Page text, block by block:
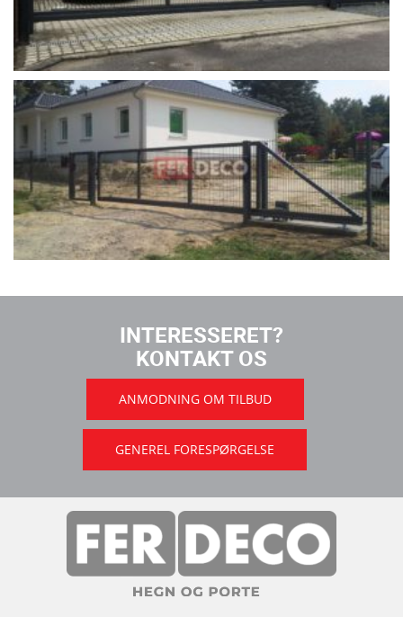
INTERESSERET?
KONTAKT OS
ANMODNING OM TILBUD
GENEREL FORESPØRGELSE